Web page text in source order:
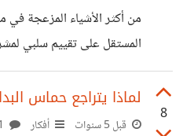
لتحضيرها، ويُمكنكم إضافة
طهيها :D
من أكثر الأشياء المزعجة
المستقل على تقييم سلبي
ذلك ناتجًا عن سوء عمل
به، بل أحيانًا يكون ناتجًا عن
العمل*، ولكن في النهاية
8
لماذا يتراجع حماس
قبل 5 سنوات أفكار